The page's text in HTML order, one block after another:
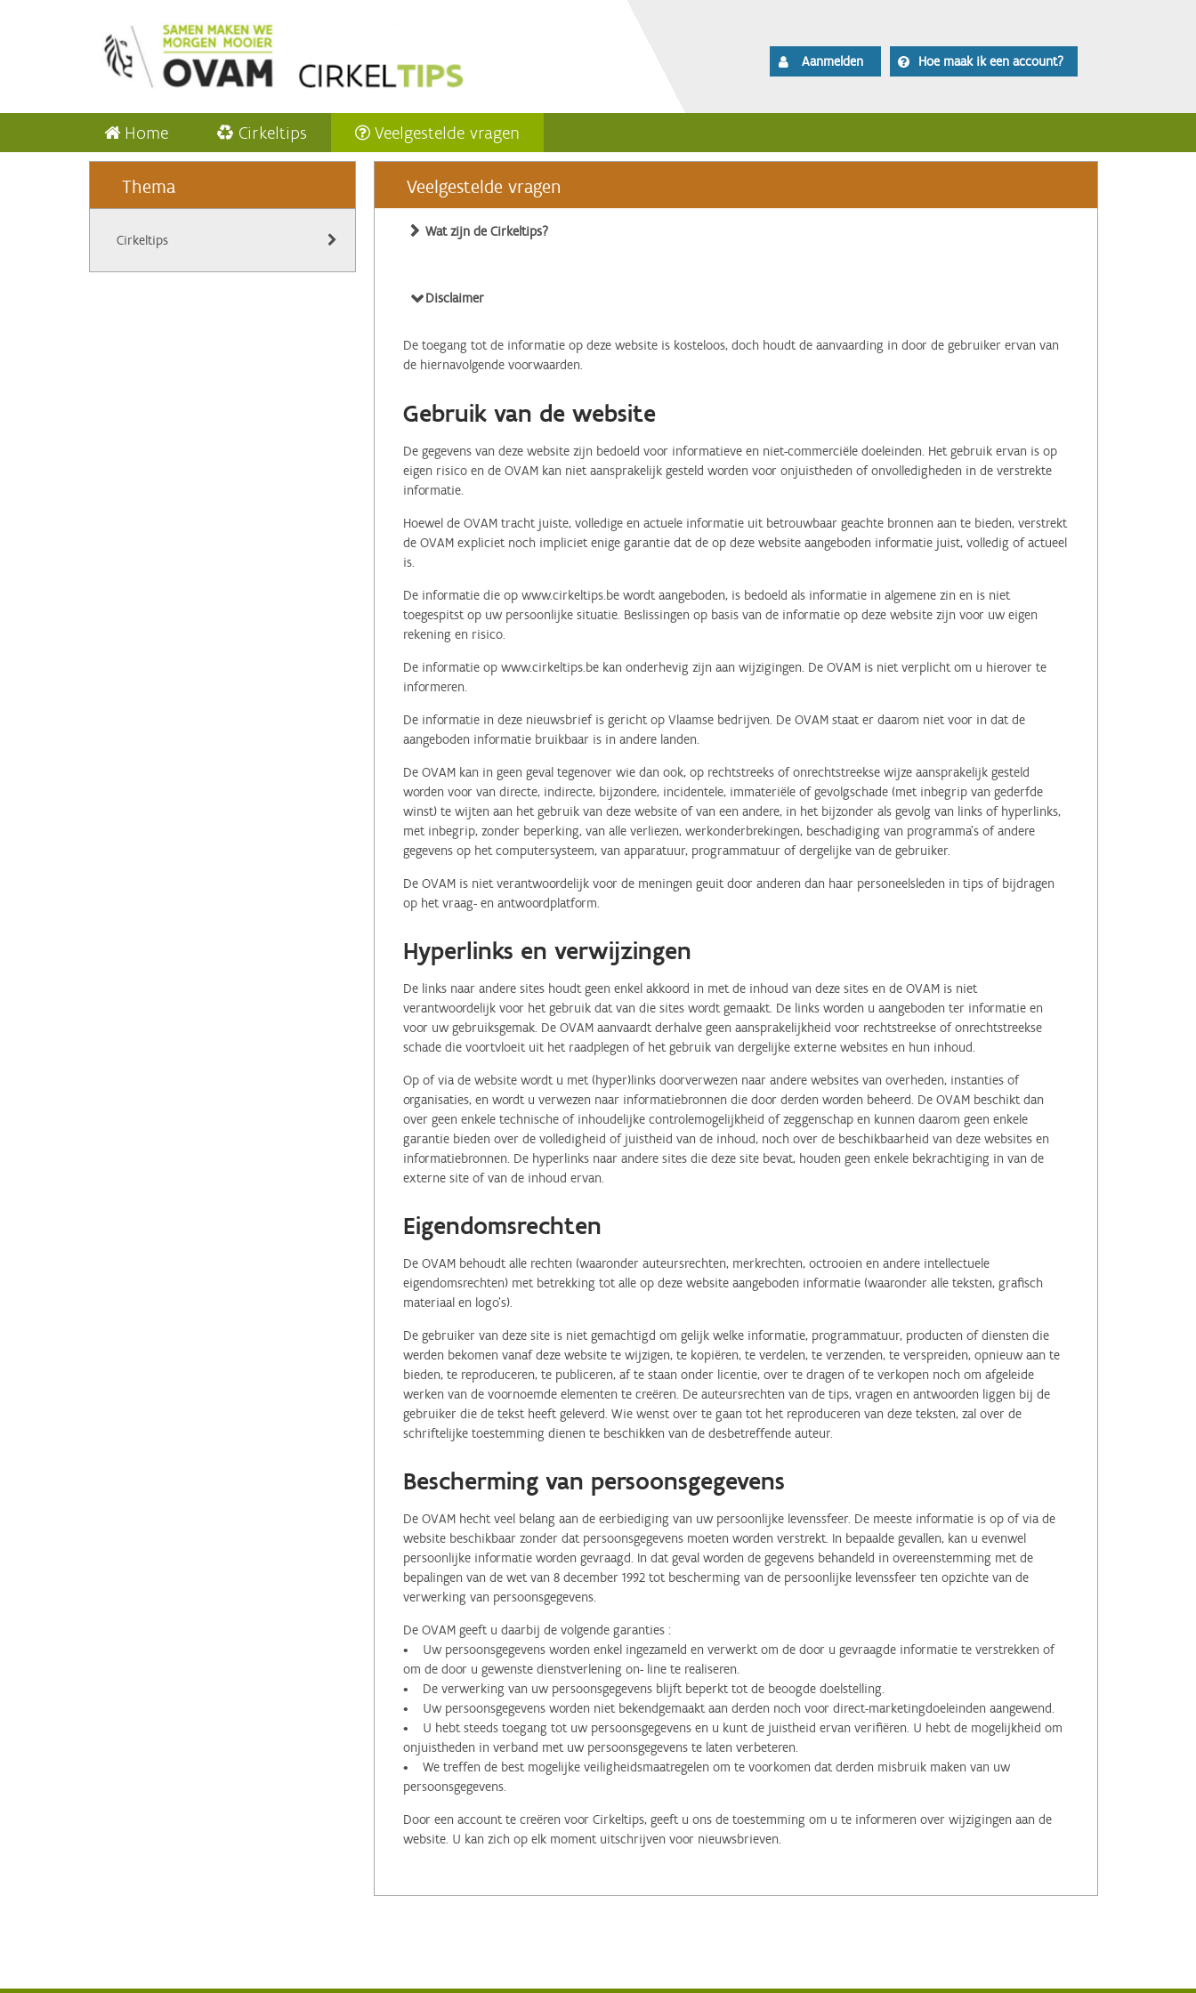
Aanmelden Hoe maak ik een account?
Home Cirkeltips Veelgestelde vragen
Thema
Cirkeltips
Veelgestelde vragen
Wat zijn de Cirkeltips?
Disclaimer
De toegang tot de informatie op deze website is kosteloos, doch houdt de aanvaarding in door de gebruiker ervan van
de hiernavolgende voorwaarden.
Gebruik van de website
De gegevens van deze website zijn bedoeld voor informatieve en niet-commerciële doeleinden. Het gebruik ervan is op
eigen risico en de OVAM kan niet aansprakelijk gesteld worden voor onjuistheden of onvolledigheden in de verstrekte
informatie.
Hoewel de OVAM tracht juiste, volledige en actuele informatie uit betrouwbaar geachte bronnen aan te bieden, verstrekt
de OVAM expliciet noch impliciet enige garantie dat de op deze website aangeboden informatie juist, volledig of actueel
is.
De informatie die op www.cirkeltips.be wordt aangeboden, is bedoeld als informatie in algemene zin en is niet
toegespitst op uw persoonlijke situatie. Beslissingen op basis van de informatie op deze website zijn voor uw eigen
rekening en risico.
De informatie op www.cirkeltips.be kan onderhevig zijn aan wijzigingen. De OVAM is niet verplicht om u hierover te
informeren.
De informatie in deze nieuwsbrief is gericht op Vlaamse bedrijven. De OVAM staat er daarom niet voor in dat de
aangeboden informatie bruikbaar is in andere landen.
De OVAM kan in geen geval tegenover wie dan ook, op rechtstreeks of onrechtstreekse wijze aansprakelijk gesteld
worden voor van directe, indirecte, bijzondere, incidentele, immateriële of gevolgschade (met inbegrip van gederfde
winst) te wijten aan het gebruik van deze website of van een andere, in het bijzonder als gevolg van links of hyperlinks,
met inbegrip, zonder beperking, van alle verliezen, werkonderbrekingen, beschadiging van programma's of andere
gegevens op het computersysteem, van apparatuur, programmatuur of dergelijke van de gebruiker.
De OVAM is niet verantwoordelijk voor de meningen geuit door anderen dan haar personeelsleden in tips of bijdragen
op het vraag- en antwoordplatform.
Hyperlinks en verwijzingen
De links naar andere sites houdt geen enkel akkoord in met de inhoud van deze sites en de OVAM is niet
verantwoordelijk voor het gebruik dat van die sites wordt gemaakt. De links worden u aangeboden ter informatie en
voor uw gebruiksgemak. De OVAM aanvaardt derhalve geen aansprakelijkheid voor rechtstreekse of onrechtstreekse
schade die voortvloeit uit het raadplegen of het gebruik van dergelijke externe websites en hun inhoud.
Op of via de website wordt u met (hyper)links doorverwezen naar andere websites van overheden, instanties of
organisaties, en wordt u verwezen naar informatiebronnen die door derden worden beheerd. De OVAM beschikt dan
over geen enkele technische of inhoudelijke controlemogelijkheid of zeggenschap en kunnen daarom geen enkele
garantie bieden over de volledigheid of juistheid van de inhoud, noch over de beschikbaarheid van deze websites en
informatiebronnen. De hyperlinks naar andere sites die deze site bevat, houden geen enkele bekrachtiging in van de
externe site of van de inhoud ervan.
Eigendomsrechten
De OVAM behoudt alle rechten (waaronder auteursrechten, merkrechten, octrooien en andere intellectuele
eigendomsrechten) met betrekking tot alle op deze website aangeboden informatie (waaronder alle teksten, grafisch
materiaal en logo's).
De gebruiker van deze site is niet gemachtigd om gelijk welke informatie, programmatuur, producten of diensten die
werden bekomen vanaf deze website te wijzigen, te kopiëren, te verdelen, te verzenden, te verspreiden, opnieuw aan te
bieden, te reproduceren, te publiceren, af te staan onder licentie, over te dragen of te verkopen noch om afgeleide
werken van de voornoemde elementen te creëren. De auteursrechten van de tips, vragen en antwoorden liggen bij de
gebruiker die de tekst heeft geleverd. Wie wenst over te gaan tot het reproduceren van deze teksten, zal over de
schriftelijke toestemming dienen te beschikken van de desbetreffende auteur.
Bescherming van persoonsgegevens
De OVAM hecht veel belang aan de eerbiediging van uw persoonlijke levenssfeer. De meeste informatie is op of via de
website beschikbaar zonder dat persoonsgegevens moeten worden verstrekt. In bepaalde gevallen, kan u evenwel
persoonlijke informatie worden gevraagd. In dat geval worden de gegevens behandeld in overeenstemming met de
bepalingen van de wet van 8 december 1992 tot bescherming van de persoonlijke levenssfeer ten opzichte van de
verwerking van persoonsgegevens.
De OVAM geeft u daarbij de volgende garanties :
• Uw persoonsgegevens worden enkel ingezameld en verwerkt om de door u gevraagde informatie te verstrekken of
om de door u gewenste dienstverlening on- line te realiseren.
• De verwerking van uw persoonsgegevens blijft beperkt tot de beoogde doelstelling.
• Uw persoonsgegevens worden niet bekendgemaakt aan derden noch voor direct-marketingdoeleinden aangewend.
• U hebt steeds toegang tot uw persoonsgegevens en u kunt de juistheid ervan verifiëren. U hebt de mogelijkheid om
onjuistheden in verband met uw persoonsgegevens te laten verbeteren.
• We treffen de best mogelijke veiligheidsmaatregelen om te voorkomen dat derden misbruik maken van uw
persoonsgegevens.
Door een account te creëren voor Cirkeltips, geeft u ons de toestemming om u te informeren over wijzigingen aan de
website. U kan zich op elk moment uitschrijven voor nieuwsbrieven.